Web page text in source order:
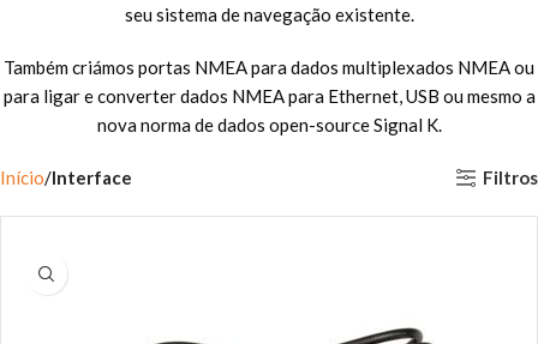
seu sistema de navegação existente.
Também criámos portas NMEA para dados multiplexados NMEA ou
para ligar e converter dados NMEA para Ethernet, USB ou mesmo a
nova norma de dados open-source Signal K.
Início Interface Filtros